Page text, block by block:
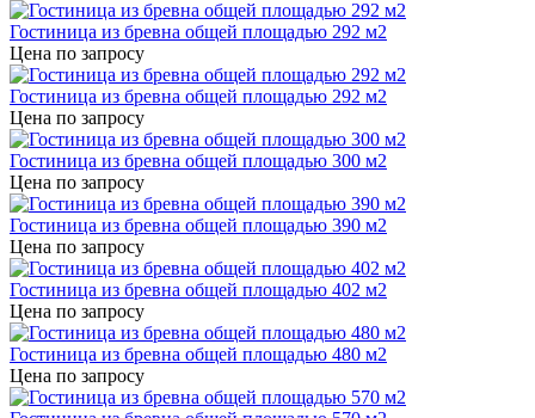
Гостиница из бревна общей площадью 292 м2
Цена по запросу
Гостиница из бревна общей площадью 292 м2
Цена по запросу
Гостиница из бревна общей площадью 300 м2
Цена по запросу
Гостиница из бревна общей площадью 390 м2
Цена по запросу
Гостиница из бревна общей площадью 402 м2
Цена по запросу
Гостиница из бревна общей площадью 480 м2
Цена по запросу